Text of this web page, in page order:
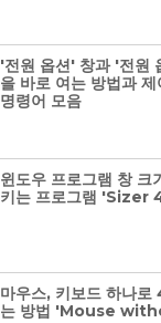
'전원 옵션' 창과 '전원
을 바로 여는 방법과
명령어 모음
윈도우 프로그램 창 크
키는 프로그램 'Sizer
마우스, 키보드 하나
는 방법 'Mouse